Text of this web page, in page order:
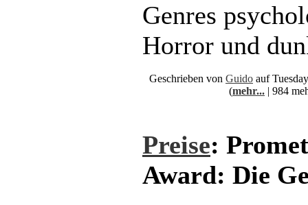
Genres
Horror und
Geschrieben von Guido auf
(mehr... | 984
Preise:
Award: Die